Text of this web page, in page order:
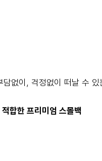
없이, 걱정없이 떠날 수
합한 프리미엄 스몰백